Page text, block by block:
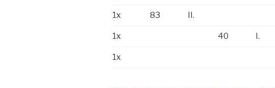
1x 83 II.
1x 40 I.
1x